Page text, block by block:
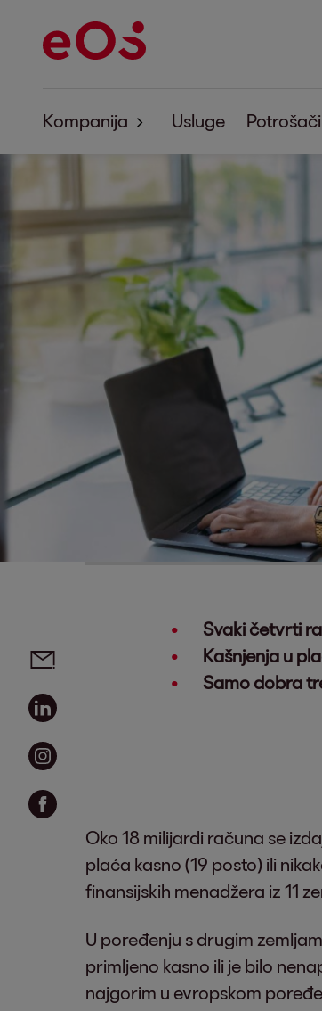
Kompanija
Korporativna odgovornost
Usluge Potrošači
Svaki četvrti
Kašnjenja u
Samo dobra
Oko 18 milijardi računa se
plaća kasno (19 posto) ili
finansijskih menadžera iz 11
U poređenju s drugim
primljeno kasno ili je bilo
najgorim u evropskom
Social media links - share article